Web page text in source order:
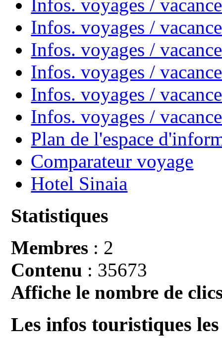
Infos. voyages /
Infos. voyages /
Infos. voyages /
Infos. voyages /
Infos. voyages /
Infos. voyages /
Plan de l'espace
Comparateur voyage
Hotel Sinaia
Statistiques
Membres : 2
Contenu : 35673
Affiche le nombre de
Les infos touristiques